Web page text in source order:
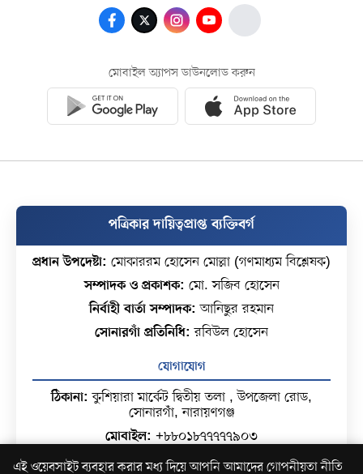
এই ওয়েবসাইট ব্যবহার করার মধ্য দিয়ে আপনি আমাদের গোপনীয়তা নীতি
মোবাইল অ্যাপস ডাউনলোড করুন
পত্রিকার দায়িত্বপ্রাপ্ত ব্যক্তিবর্গ
প্রধান উপদেষ্টা: মোকাররম হোসেন মোল্লা (গণমাধ্যম বিশ্লেষক)
সম্পাদক ও প্রকাশক: মো. সজিব হোসেন
নির্বাহী বার্তা সম্পাদক: আনিছুর রহমান
সোনারগাঁ প্রতিনিধি: রবিউল হোসেন
যোগাযোগ
ঠিকানা: কুশিয়ারা মার্কেট দ্বিতীয় তলা , উপজেলা রোড,
সোনারগাঁ, নারায়ণগঞ্জ
মোবাইল: +৮৮০১৮৭৭৭৭৭৯০৩
ইমেইল:
hr.muktabangladesh@gmail.com